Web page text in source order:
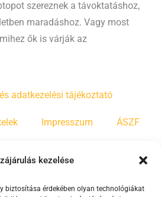
kezelése
biztosítása érdekében olyan technológiákat
szereznek a távoktatáshoz,
maradáshoz. Vagy most
ők is várják az
adatkezelési tájékoztató
Impresszum ÁSZF